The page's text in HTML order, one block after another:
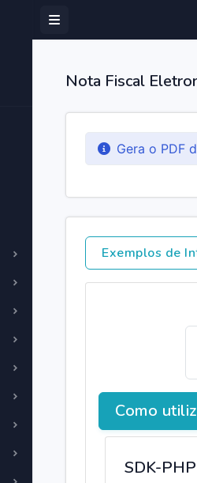
Nota Fiscal
Gera o PDF
Exemplos de
Como
SDK-PHP